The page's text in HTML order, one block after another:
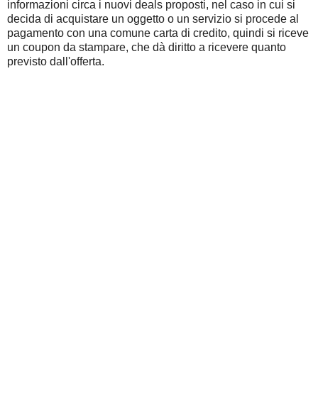
informazioni circa i nuovi deals proposti, nel caso in cui si
decida di acquistare un oggetto o un servizio si procede al
pagamento con una comune carta di credito, quindi si riceve
un coupon da stampare, che dà diritto a ricevere quanto
previsto dall'offerta.